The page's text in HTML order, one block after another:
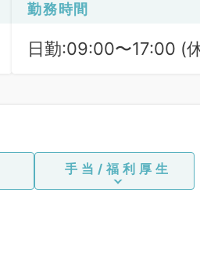
勤務時間
日勤:09:00〜17:00 (
手当/福利厚生